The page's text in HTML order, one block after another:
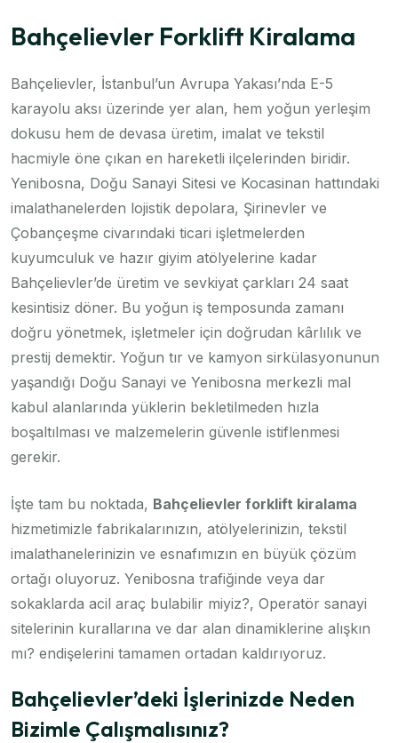
Bahçelievler Forklift Kiralama
Bahçelievler, İstanbul’un Avrupa Yakası’nda E-5
karayolu aksı üzerinde yer alan, hem yoğun yerleşim
dokusu hem de devasa üretim, imalat ve tekstil
hacmiyle öne çıkan en hareketli ilçelerinden biridir.
Yenibosna, Doğu Sanayi Sitesi ve Kocasinan hattındaki
imalathanelerden lojistik depolara, Şirinevler ve
Çobançeşme civarındaki ticari işletmelerden
kuyumculuk ve hazır giyim atölyelerine kadar
Bahçelievler’de üretim ve sevkiyat çarkları 24 saat
kesintisiz döner. Bu yoğun iş temposunda zamanı
doğru yönetmek, işletmeler için doğrudan kârlılık ve
prestij demektir. Yoğun tır ve kamyon sirkülasyonunun
yaşandığı Doğu Sanayi ve Yenibosna merkezli mal
kabul alanlarında yüklerin bekletilmeden hızla
boşaltılması ve malzemelerin güvenle istiflenmesi
gerekir.
İşte tam bu noktada, Bahçelievler forklift kiralama
hizmetimizle fabrikalarınızın, atölyelerinizin, tekstil
imalathanelerinizin ve esnafımızın en büyük çözüm
ortağı oluyoruz. Yenibosna trafiğinde veya dar
sokaklarda acil araç bulabilir miyiz?, Operatör sanayi
sitelerinin kurallarına ve dar alan dinamiklerine alışkın
mı? endişelerini tamamen ortadan kaldırıyoruz.
Bahçelievler’deki İşlerinizde Neden
Bizimle Çalışmalısınız?